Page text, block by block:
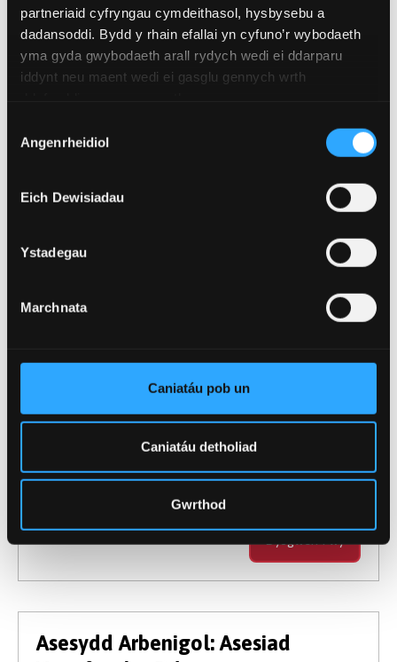
partneriaid cyfryngau cymdeithasol, hysbysebu a
dadansoddi. Bydd y rhain efallai yn cyfuno’r wybodaeth
yma gyda gwybodaeth arall rydych wedi ei ddarparu
iddynt neu maent wedi ei gasglu gennych wrth
Caniatâd
Angenrheidiol
Eich Dewisiadau
Ystadegau
Marchnata
Caniatáu pob un
Caniatáu detholiad
Gwrthod
rhagarweiniad
Dysgwch Fwy
Asesiad Cymhwysedd: Hwyluso
Hyd
hunan gyfeiriedig
Dysgwch Fwy
Asesu mewn Addysg i’r
Proffesiynau Meddygol ac
Iechyd(MSE-4030)
Hyd
10 weeks
Asesydd Arbenigol: Asesiad